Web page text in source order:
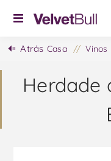
Atrás Casa / Vinos
Herdade